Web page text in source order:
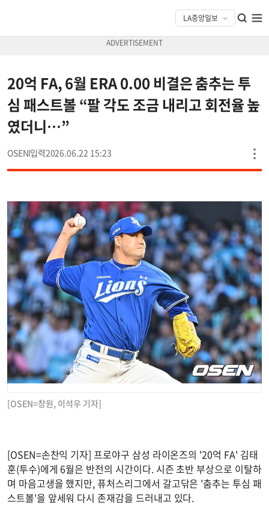
20억 FA, 6월 ERA 0.00 비결은 춤추는 투
심 패스트볼 “팔 각도 조금 내리고 회전율 높
였더니…”
OSEN 2026.06.22 15:23
[OSEN=창원, 이석우 기자]
[OSEN=손찬익 기자] 프로야구 삼성 라이온즈의 '20억 FA' 김태
훈(투수)에게 6월은 반전의 시간이다. 시즌 초반 부상으로 이탈하
며 마음고생을 했지만, 퓨처스리그에서 갈고닦은 '춤추는 투심 패
스트볼'을 앞세워 다시 존재감을 드러내고 있다.